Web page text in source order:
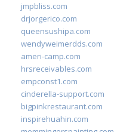
jmpbliss.com
drjorgerico.com
queensushipa.com
wendyweimerdds.com
ameri-camp.com
hrsreceivables.com
empconst1.com
cinderella-support.com
bigpinkrestaurant.com
inspirehuahin.com